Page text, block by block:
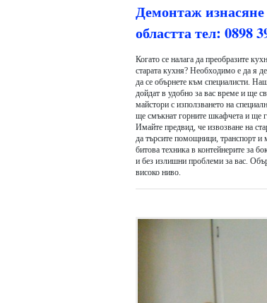
Демонтаж
областта тел: 0898
Когато се налага да преобразите
старата кухня? Необходимо е да я
да се обърнете към специалисти.
дойдат в удобно за вас време и ще
майстори с използването на
ще смъкнат горните шкафчета и ще
Имайте предвид, че извозване на
да търсите помощници, транспорт и
битова техника в контейнерите за
и без излишни проблеми за вас.
високо ниво.